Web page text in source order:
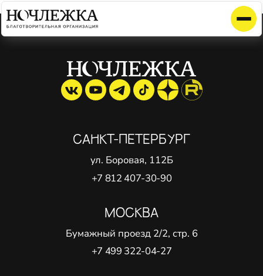
Элемент не найден!
САНКТ-ПЕТЕРБУРГ
ул. Боровая, 112Б
+7 812 407-30-90
МОСКВА
Бумажный проезд 2/2, стр. 6
+7 499 322-04-27